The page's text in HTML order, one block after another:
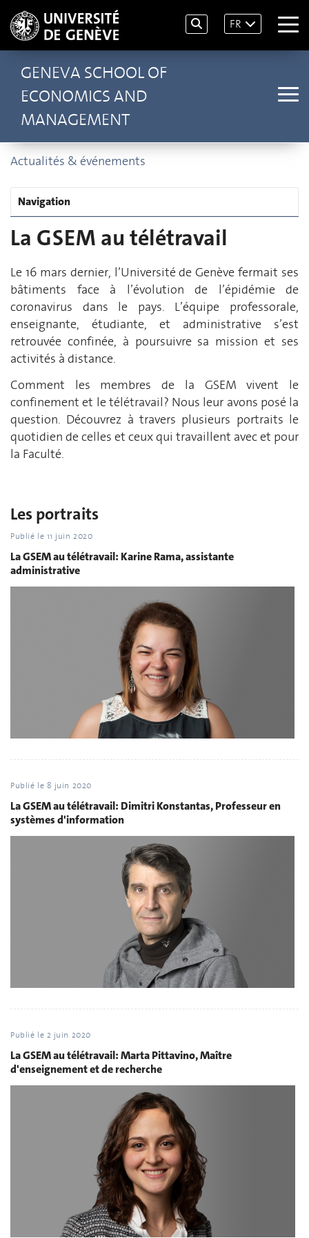
FR
GENEVA SCHOOL OF
ECONOMICS AND
MANAGEMENT
Actualités & événements
Navigation
La GSEM au télétravail
Le 16 mars dernier, l’Université de Genève fermait ses
bâtiments face à l’évolution de l’épidémie de
coronavirus dans le pays. L’équipe professorale,
enseignante, étudiante, et administrative s’est
retrouvée confinée, à poursuivre sa mission et ses
activités à distance.
Comment les membres de la GSEM vivent le
confinement et le télétravail? Nous leur avons posé la
question. Découvrez à travers plusieurs portraits le
quotidien de celles et ceux qui travaillent avec et pour
la Faculté.
Les portraits
Publié le 11 juin 2020
La GSEM au télétravail: Karine Rama, assistante
administrative
Publié le 8 juin 2020
La GSEM au télétravail: Dimitri Konstantas, Professeur en
systèmes d'information
Publié le 2 juin 2020
La GSEM au télétravail: Marta Pittavino, Maître
d'enseignement et de recherche